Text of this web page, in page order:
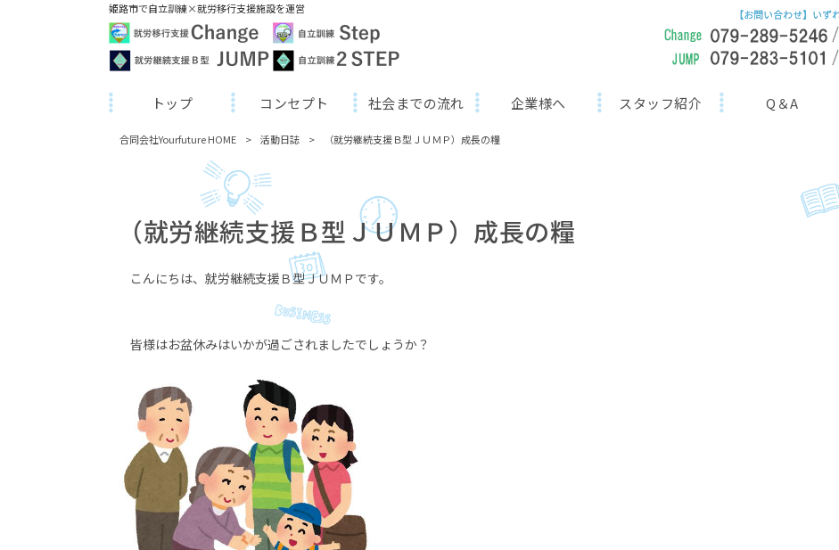
姫路市で自立訓練×就労移行支援施設を運営
トップ コンセプト 社会までの流れ 企業様へ スタッフ紹介 Q＆A
合同会社Yourfuture HOME > 活動日誌 > （就労継続支援Ｂ型ＪＵＭＰ）成長の糧
（就労継続支援Ｂ型ＪＵＭＰ）成長の糧
こんにちは、就労継続支援Ｂ型ＪＵＭＰです。
皆様はお盆休みはいかが過ごされましたでしょうか？